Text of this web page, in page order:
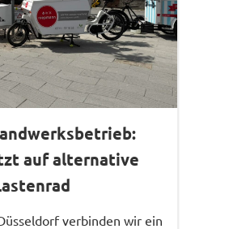
auf alternative
verbinden wir ein